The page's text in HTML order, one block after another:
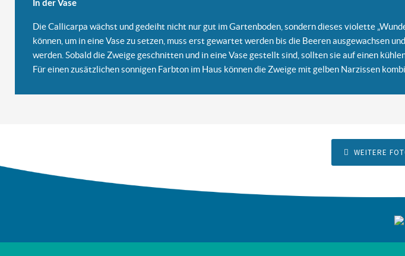
In der Vase
Die Callicarpa wächst und gedeiht nicht nur gut im Gartenboden, sondern dieses violette
können, um in eine Vase zu setzen, muss erst gewartet werden bis die Beeren ausgewachsen
werden. Sobald die Zweige geschnitten und in eine Vase gestellt sind, sollten sie auf einen
Für einen zusätzlichen sonnigen Farbton im Haus können die Zweige mit gelben Narzissen
WEITERE